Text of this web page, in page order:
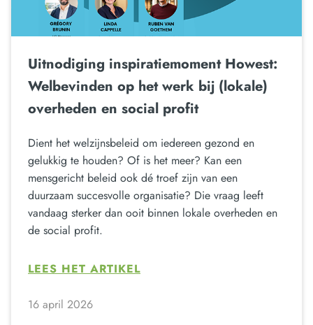
Uitnodiging inspiratiemoment Howest:
Welbevinden op het werk bij (lokale)
overheden en social profit
Dient het welzijnsbeleid om iedereen gezond en
gelukkig te houden? Of is het meer? Kan een
mensgericht beleid ook dé troef zijn van een
duurzaam succesvolle organisatie? Die vraag leeft
vandaag sterker dan ooit binnen lokale overheden en
de social profit.
LEES HET ARTIKEL
16 april 2026